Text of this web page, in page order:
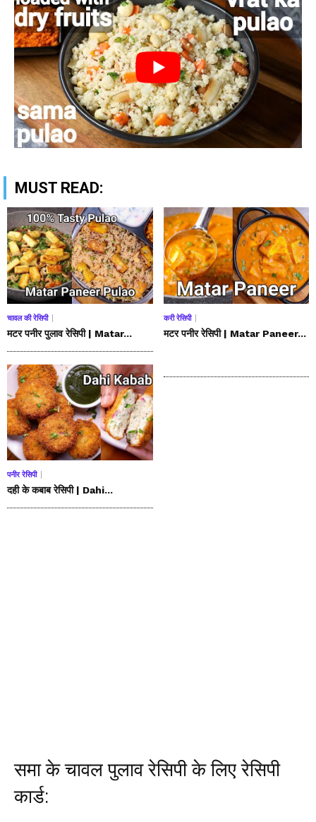
MUST READ:
चावल की रेसिपी
मटर पनीर पुलाव रेसिपी | Matar...
करी रेसिपी
मटर पनीर रेसिपी | Matar Paneer...
पनीर रेसिपी
दही के कबाब रेसिपी | Dahi...
समा के चावल पुलाव रेसिपी के लिए रेसिपी
कार्ड: